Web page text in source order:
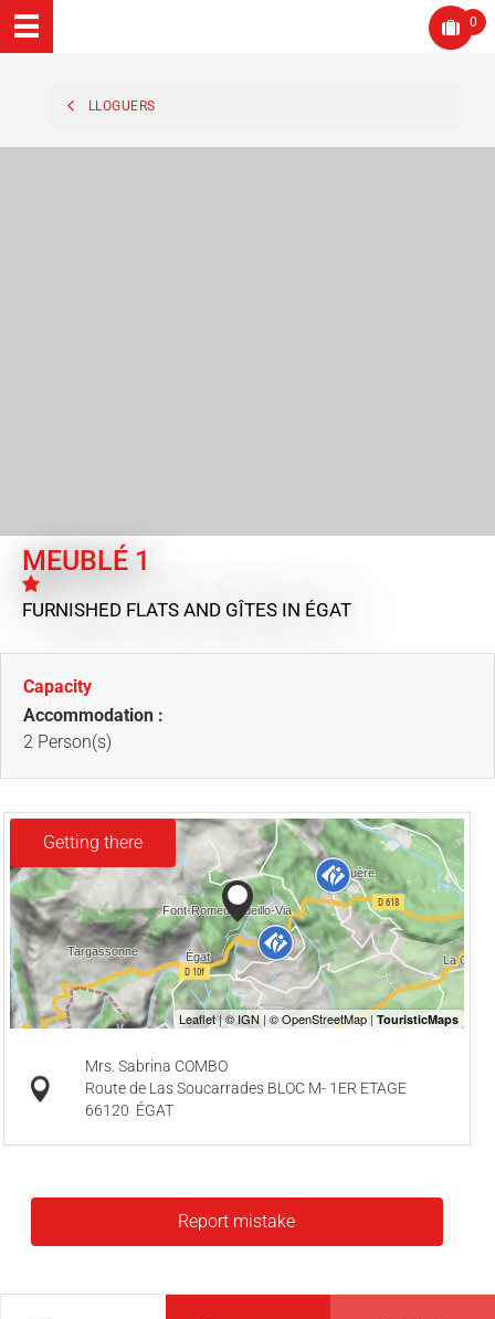
0
LLOGUERS
MEUBLÉ 1
FURNISHED FLATS AND GÎTES IN ÉGAT
Capacity
Accommodation :
2 Person(s)
Getting there
Mrs. Sabrina COMBO
Route de Las Soucarrades BLOC M- 1ER ETAGE
66120 ÉGAT
Report mistake